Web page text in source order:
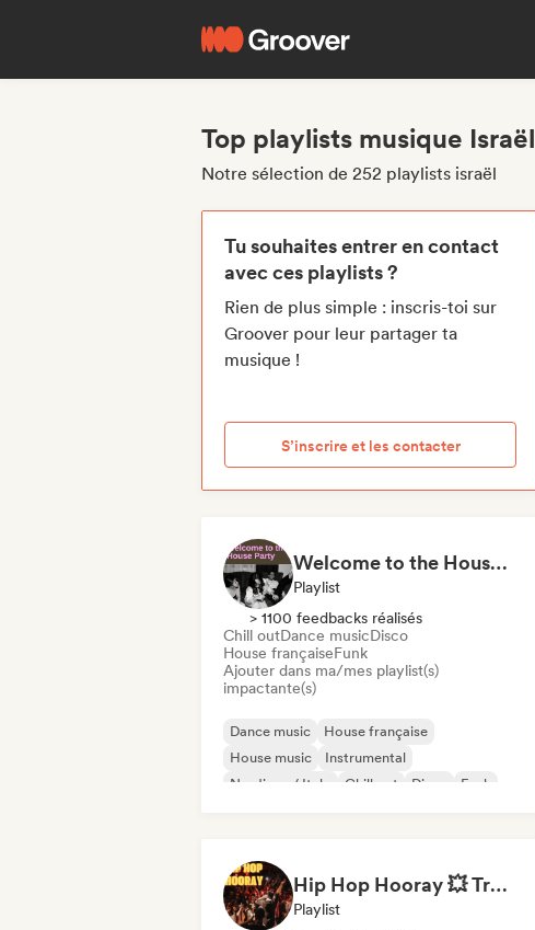
Top playlists musique Israël
Notre sélection de 252 playlists israël
Tu souhaites entrer en contact
avec ces playlists ?
Rien de plus simple : inscris-toi sur
Groover pour leur partager ta
musique !
S’inscrire et les contacter
Welcome to the House Party
Playlist
> 1100 feedbacks réalisés
Chill outDance musicDisco
House françaiseFunk
Ajouter dans ma/mes playlist(s)
impactante(s)
Dance music
House française
House music
Instrumental
Nu-disco / Italo
Chill out Disco Funk
Hip Hop Hooray 💥 Trap, Hype & Party Rap Bangers
Playlist